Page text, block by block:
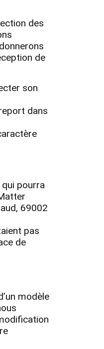
des
de
son
dans
pourra
69002
pas
de
modèle